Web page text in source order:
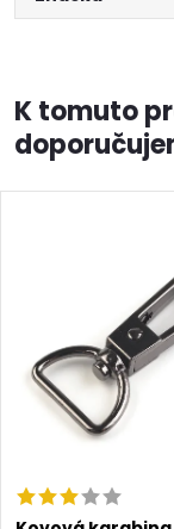
K tomuto
Doprava a platby